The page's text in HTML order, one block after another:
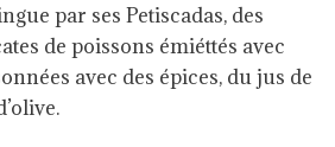
par ses Petiscadas, des
de poissons émiéttés avec
avec des épices, du jus de